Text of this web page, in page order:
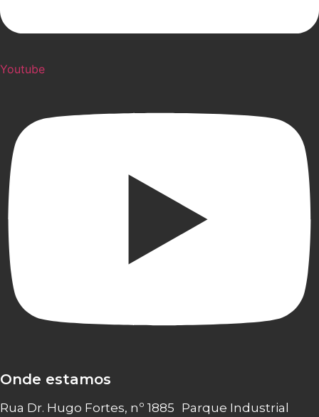
Youtube
Onde estamos
Rua Dr. Hugo Fortes, nº 1885 Parque Industrial